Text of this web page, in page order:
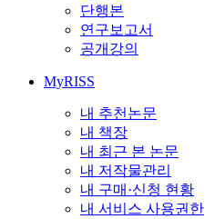
단행본
연구보고서
공개강의
MyRISS
내 추천논문
내 책장
내 최근 본 논문
내 저작물관리
내 구매·신청 현황
내 서비스 사용권한